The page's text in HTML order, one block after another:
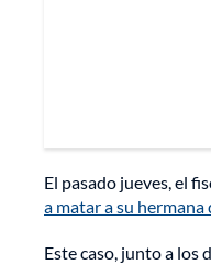
El pasado jueves, el
a matar a su hermana
Este caso, junto a los